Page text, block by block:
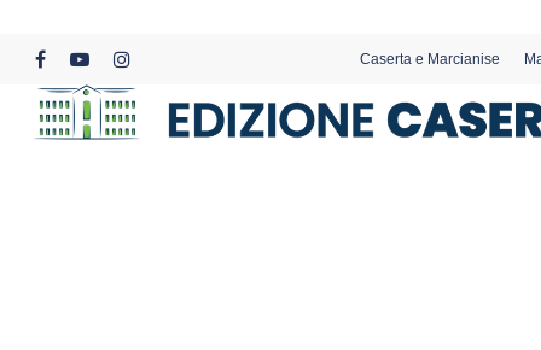
content
facebookyoutubeinstagram
Caserta e Marcianise